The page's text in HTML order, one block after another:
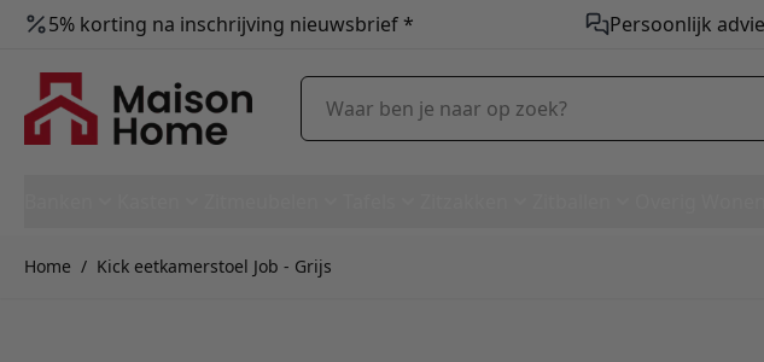
5% korting na inschrijving nieuwsbrief * Persoonlijk
Waar ben je naar op zoek?
Home / Kick eetkamerstoel Job - Grijs